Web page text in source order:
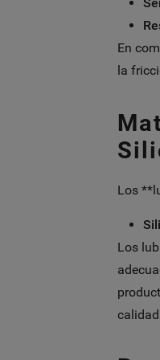
En
la
Los
Los